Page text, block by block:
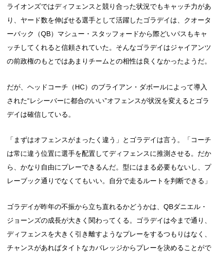
ライオンズではディフェンスと競り合った状況でもキャッチ力があ
り、ヤード数を伸ばせる選手として活躍したゴラデイは、クオータ
ーバック（QB）マシュー・スタッフォードから際どいパスもキャ
ッチしてくれると信頼されていた。そんなゴラデイはジャイアンツ
の前政権のもとではあまりチームとの相性は良くなかったようだ。
だが、ヘッドコーチ（HC）のブライアン・ダボールによって導入
された“レシーバーに都合のいい”オフェンスが状況を変えるとゴラ
デイは確信している。
「まずはオフェンスがまったく違う」とゴラデイは言う。「コーチ
は常に違う位置に選手を配置してディフェンスに推測させる。だか
ら、かなり自由にプレーできるんだ。型にはまる必要もないし、プ
レーブック通りでなくてもいい。自分で走るルートを判断できる」
ゴラデイが昨年の不振から立ち直れるかどうかは、QBダニエル・
ジョーンズの成長が大きく関わってくる。ゴラデイは今まで通り、
ディフェンスを大きく引き離すようなプレーをするつもりはなく、
チャンスがあればタイトなカバレッジからプレーを決めることがで